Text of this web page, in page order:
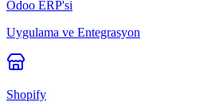
Odoo ERP'si
Uygulama ve Entegrasyon
Shopify